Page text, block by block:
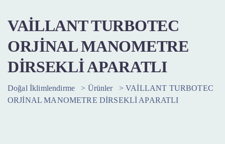
VAİLLANT TURBOTEC
ORJİNAL MANOMETRE
DİRSEKLİ APARATLI
Doğal İklimlendirme > Ürünler >VAİLLANT TURBOTEC
ORJİNAL MANOMETRE DİRSEKLİ APARATLI